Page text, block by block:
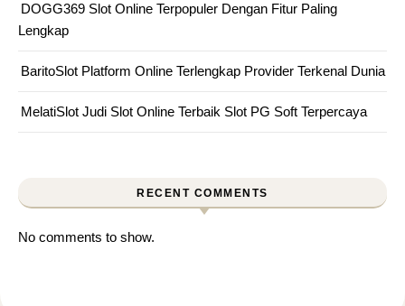
DOGG369 Slot Online Terpopuler Dengan Fitur Paling
Lengkap
BaritoSlot Platform Online Terlengkap Provider Terkenal Dunia
MelatiSlot Judi Slot Online Terbaik Slot PG Soft Terpercaya
RECENT COMMENTS
No comments to show.